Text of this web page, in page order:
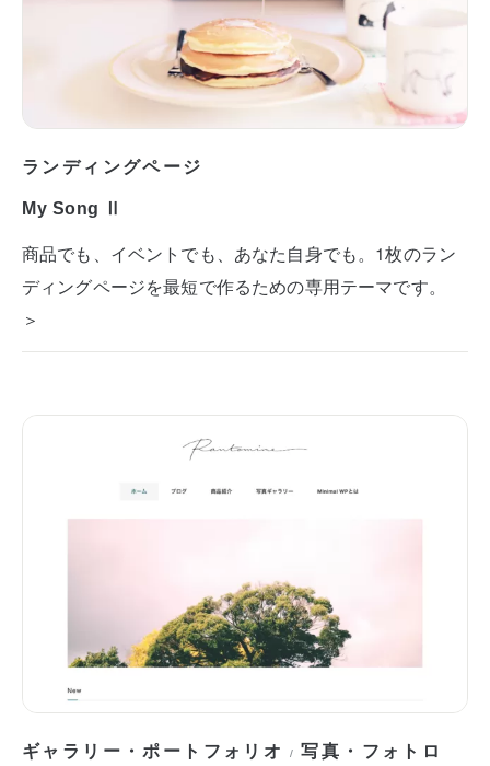
ランディングページ
My Song Ⅱ
商品でも、イベントでも、あなた自身でも。1枚のラン
ディングページを最短で作るための専用テーマです。
＞
ギャラリー・ポートフォリオ /写真・フォトロ